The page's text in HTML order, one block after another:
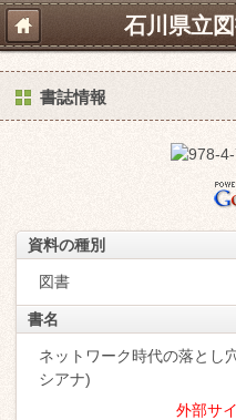
石川県立
書誌情報
資料の種別
図書
書名
ネットワーク時代の落とし
シアナ)
外部サ